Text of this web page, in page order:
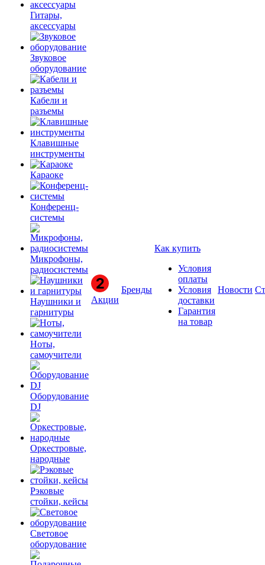
Гитары,
аксессуары
Звуковое
оборудование
Кабели и
разъемы
Клавишные
инструменты
Караоке
Конференц-
системы
Микрофоны,
радиосистемы
Наушники и
гарнитуры
Ноты,
самоучители
Оборудование
DJ
Оркестровые,
народные
Рэковые
стойки, кейсы
Световое
оборудование
Акции
Бренды
Как купить
Условия
оплаты
Условия
доставки
Гарантия
на товар
Новости